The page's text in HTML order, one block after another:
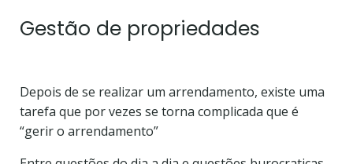
Gestão de propriedades
Depois de se realizar um arrendamento, existe uma
tarefa que por vezes se torna complicada que é
“gerir o arrendamento”